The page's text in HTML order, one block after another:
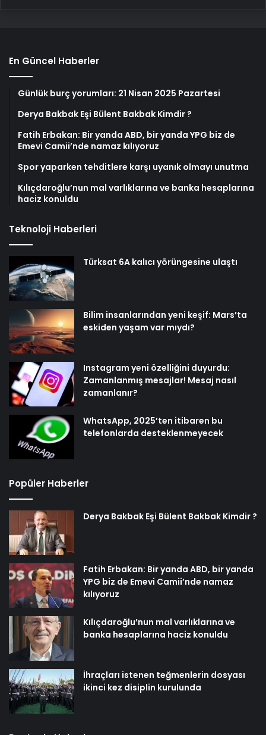
En Güncel Haberler
Günlük burç yorumları: 21 Nisan 2025 Pazartesi
Derya Bakbak Eşi Bülent Bakbak Kimdir ?
Fatih Erbakan: Bir yanda ABD, bir yanda YPG biz de
Emevi Camii’nde namaz kılıyoruz
Spor yaparken tehditlere karşı uyanık olmayı unutma
Kılıçdaroğlu’nun mal varlıklarına ve banka hesaplarına
haciz konuldu
Teknoloji Haberleri
Türksat 6A kalıcı yörüngesine ulaştı
Bilim insanlarından yeni keşif: Mars’ta
eskiden yaşam var mıydı?
Instagram yeni özelliğini duyurdu:
Zamanlanmış mesajlar! Mesaj nasıl
zamanlanır?
WhatsApp, 2025’ten itibaren bu
telefonlarda desteklenmeyecek
Popüler Haberler
Derya Bakbak Eşi Bülent Bakbak Kimdir ?
Fatih Erbakan: Bir yanda ABD, bir yanda
YPG biz de Emevi Camii’nde namaz
kılıyoruz
Kılıçdaroğlu’nun mal varlıklarına ve
banka hesaplarına haciz konuldu
İhraçları istenen teğmenlerin dosyası
ikinci kez disiplin kurulunda